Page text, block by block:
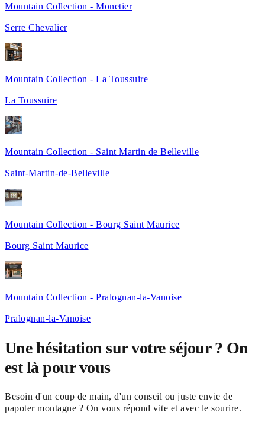
Mountain Collection - Monetier
Serre Chevalier
Mountain Collection - La Toussuire
La Toussuire
Mountain Collection - Saint Martin de Belleville
Saint-Martin-de-Belleville
Mountain Collection - Bourg Saint Maurice
Bourg Saint Maurice
Mountain Collection - Pralognan-la-Vanoise
Pralognan-la-Vanoise
Une hésitation sur votre séjour ? On
est là pour vous
Besoin d'un coup de main, d'un conseil ou juste envie de
papoter montagne ? On vous répond vite et avec le sourire.